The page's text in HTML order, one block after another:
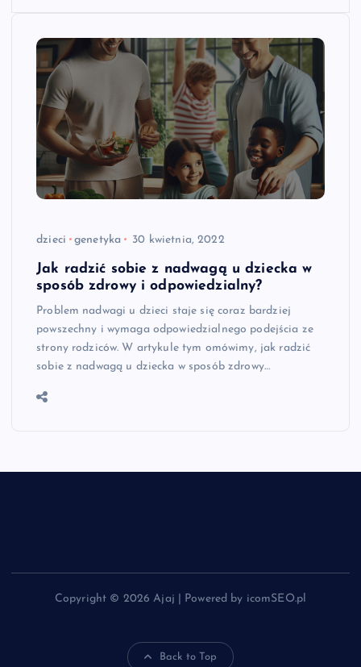
dzieci genetyka 30 kwietnia, 2022
Jak radzić sobie z nadwagą u dziecka w
sposób zdrowy i odpowiedzialny?
Problem nadwagi u dzieci staje się coraz bardziej
powszechny i wymaga odpowiedzialnego podejścia ze
strony rodziców. W artykule tym omówimy, jak radzić
sobie z nadwagą u dziecka w sposób zdrowy…
Copyright © 2026 Ajaj | Powered by icomSEO.pl
Back to Top